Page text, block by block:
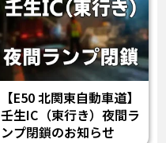
【E50 北関東自動車道】
壬生IC（東行き）夜間ラ
ンプ閉鎖のお知らせ